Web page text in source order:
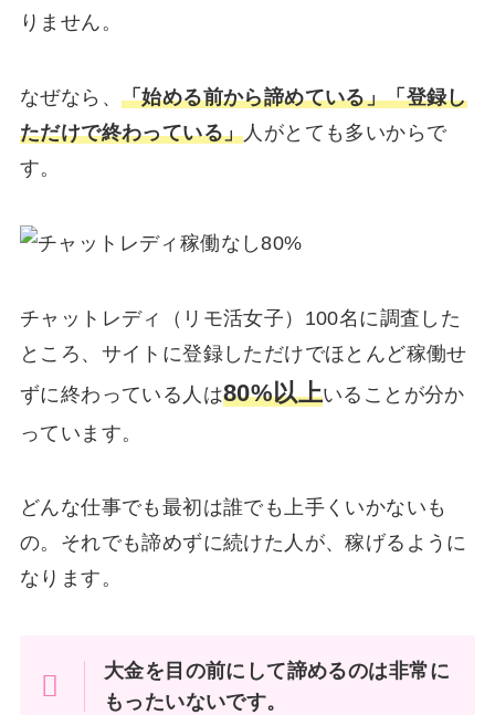
りません。
なぜなら、 「始める前から諦めている」「登録し
ただけで終わっている」 人がとても多いからで
す。
チャットレディ（リモ活女子）100名に調査した
ところ、サイトに登録しただけでほとんど稼働せ
ずに終わっている人は80%以上いることが分か
っています。
どんな仕事でも最初は誰でも上手くいかないも
の。それでも諦めずに続けた人が、稼げるように
なります。
大金を目の前にして諦めるのは非常に
もったいないです。